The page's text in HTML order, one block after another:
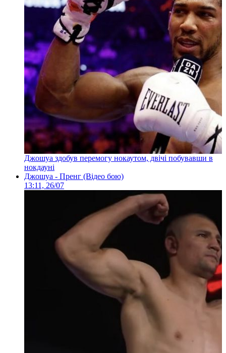
Джошуа здобув перемогу нокаутом, двічі побувавши в
нокдауні
Джошуа - Пренг (Відео бою)
13:11, 26/07